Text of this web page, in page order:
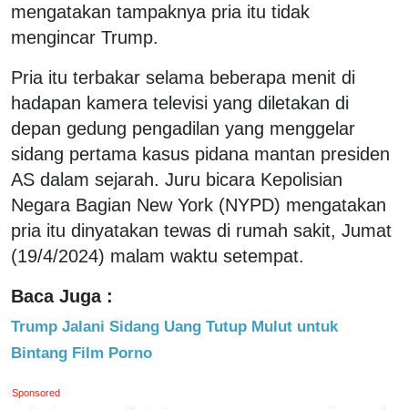
mengatakan tampaknya pria itu tidak
mengincar Trump.
Pria itu terbakar selama beberapa menit di
hadapan kamera televisi yang diletakan di
depan gedung pengadilan yang menggelar
sidang pertama kasus pidana mantan presiden
AS dalam sejarah. Juru bicara Kepolisian
Negara Bagian New York (NYPD) mengatakan
pria itu dinyatakan tewas di rumah sakit, Jumat
(19/4/2024) malam waktu setempat.
Baca Juga :
Trump Jalani Sidang Uang Tutup Mulut untuk
Bintang Film Porno
Sponsored